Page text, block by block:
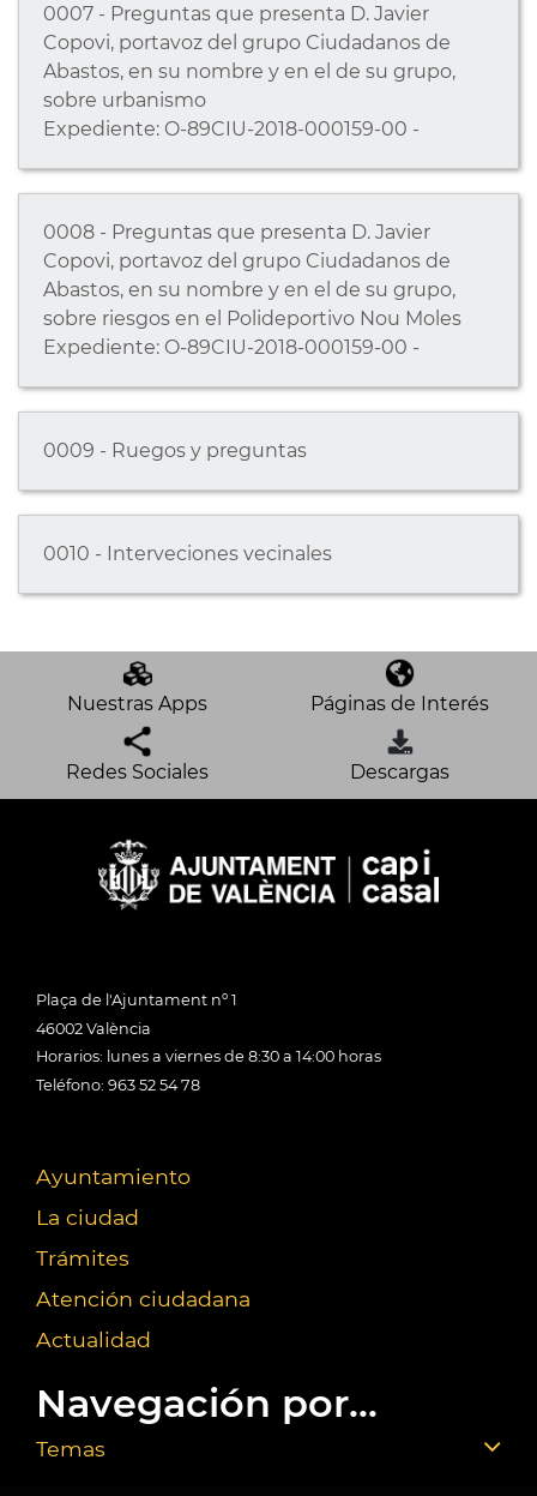
0007 - Preguntas que presenta D. Javier
Copovi, portavoz del grupo Ciudadanos de
Abastos, en su nombre y en el de su grupo,
sobre urbanismo
Expediente: O-89CIU-2018-000159-00 -
0008 - Preguntas que presenta D. Javier
Copovi, portavoz del grupo Ciudadanos de
Abastos, en su nombre y en el de su grupo,
sobre riesgos en el Polideportivo Nou Moles
Expediente: O-89CIU-2018-000159-00 -
0009 - Ruegos y preguntas
0010 - Interveciones vecinales
Nuestras Apps Páginas de Interés
Redes Sociales Descargas
Plaça de l'Ajuntament nº 1
46002 València
Horarios: lunes a viernes de 8:30 a 14:00 horas
Teléfono: 963 52 54 78
Ayuntamiento
La ciudad
Trámites
Atención ciudadana
Actualidad
Navegación por...
Temas